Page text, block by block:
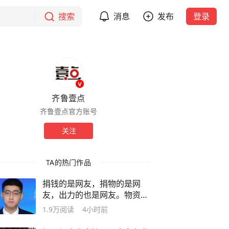
搜索 消息 发布 登录
齐鲁壹点
齐鲁壹点官方账号
关注
TA的热门作品
捐钱的是网友，捐物的是网
友，出力的也是网友。物资落
地那一刻，横幅上的名字却换
1.9万阅读 4小时前